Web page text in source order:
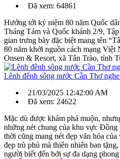
Đã xem: 64861
Hướng tới kỷ niệm 80 năm Quốc
Tháng Tám và Quốc khánh 2/9,
gian trưng bày đặc biệt mang tên
80 năm khởi nguồn cách mạng Việt
Onsen & Resort, xã Tân Trào, tỉnh
Lênh đênh sông nước Cần Thơ
21/03/2025 12:42:00 AM
Đã xem: 24622
Mặc dù được khám phá muộn,
những nét chung của khu vực
thời cũng mang nét đẹp văn hóa
đẹp trù phú mà thiên nhiên ban
người biết đến bởi sự đa dạng